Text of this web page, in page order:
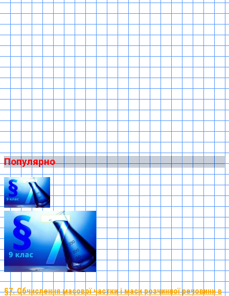
Популярно
§7. Обчислення масової частки і маси розчинної речовини в